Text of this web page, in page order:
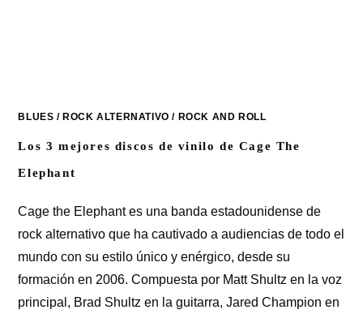
BLUES / ROCK ALTERNATIVO / ROCK AND ROLL
Los 3 mejores discos de vinilo de Cage The
Elephant
Cage the Elephant es una banda estadounidense de
rock alternativo que ha cautivado a audiencias de todo el
mundo con su estilo único y enérgico, desde su
formación en 2006. Compuesta por Matt Shultz en la voz
principal, Brad Shultz en la guitarra, Jared Champion en